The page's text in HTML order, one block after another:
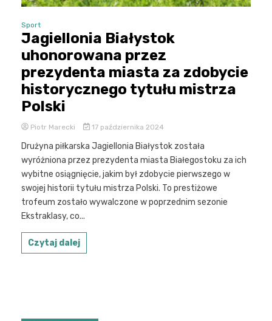
Sport
Jagiellonia Białystok
uhonorowana przez
prezydenta miasta za zdobycie
historycznego tytułu mistrza
Polski
Piotr Marecki 17 października 2024
Drużyna piłkarska Jagiellonia Białystok została
wyróżniona przez prezydenta miasta Białegostoku za ich
wybitne osiągnięcie, jakim był zdobycie pierwszego w
swojej historii tytułu mistrza Polski. To prestiżowe
trofeum zostało wywalczone w poprzednim sezonie
Ekstraklasy, co...
Czytaj dalej